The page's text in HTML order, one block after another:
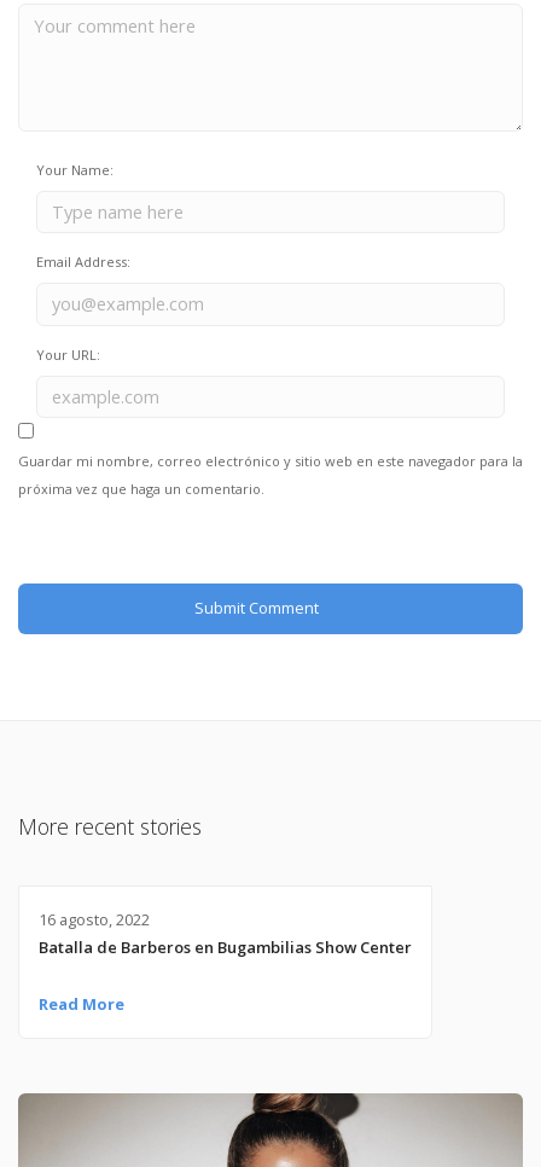
Your Name:
Email Address:
Your URL:
Guardar mi nombre, correo electrónico y sitio web en este navegador para la
próxima vez que haga un comentario.
More recent stories
16 agosto, 2022
Batalla de Barberos en Bugambilias Show Center
Read More